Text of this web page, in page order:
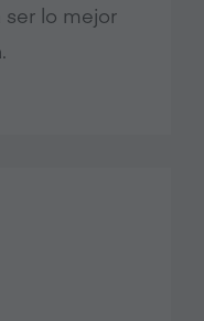
ser lo mejor